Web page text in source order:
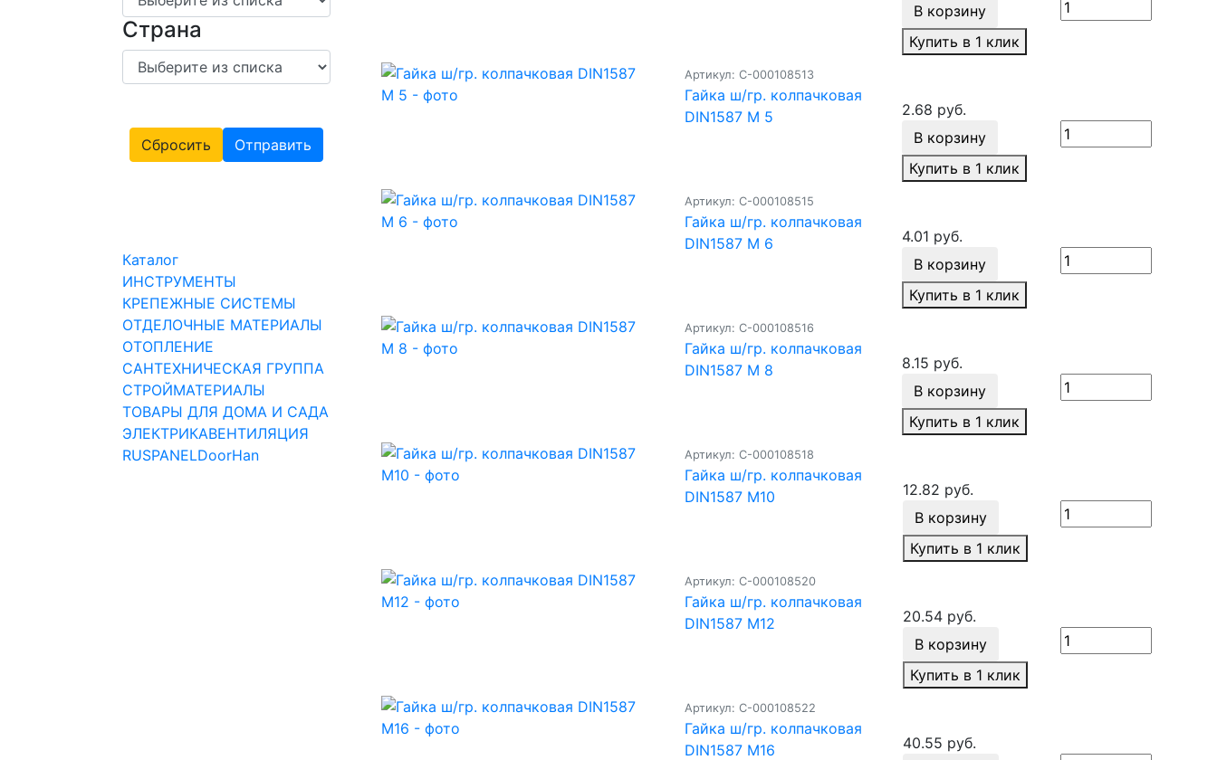
В корзину
Купить в 1 клик
Артикул: С-000108513
Гайка ш/гр. колпачковая
DIN1587 М 5
2.68 руб.
В корзину
Купить в 1 клик
Артикул: С-000108515
Гайка ш/гр. колпачковая
DIN1587 М 6
4.01 руб.
В корзину
Купить в 1 клик
Артикул: С-000108516
Гайка ш/гр. колпачковая
DIN1587 М 8
8.15 руб.
В корзину
Купить в 1 клик
Артикул: С-000108518
Гайка ш/гр. колпачковая
DIN1587 М10
12.82 руб.
В корзину
Купить в 1 клик
Артикул: С-000108520
Гайка ш/гр. колпачковая
DIN1587 М12
20.54 руб.
В корзину
Купить в 1 клик
Артикул: С-000108522
Гайка ш/гр. колпачковая
DIN1587 М16
40.55 руб.
Страна
Сбросить Отправить
Каталог
ИНСТРУМЕНТЫ
КРЕПЕЖНЫЕ СИСТЕМЫ
ОТДЕЛОЧНЫЕ МАТЕРИАЛЫ
ОТОПЛЕНИЕ
САНТЕХНИЧЕСКАЯ ГРУППА
СТРОЙМАТЕРИАЛЫ
ТОВАРЫ ДЛЯ ДОМА И САДА
ЭЛЕКТРИКАВЕНТИЛЯЦИЯ
RUSPANELDoorHan